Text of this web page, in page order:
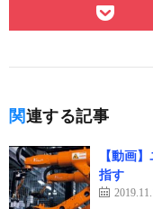
関連する記事
【動画
指す